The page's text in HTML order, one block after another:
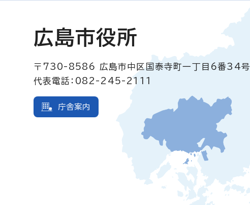
広島市役所
〒730-8586
広島市中区国泰寺町一丁目6番34号
代表電話：082-245-2111
庁舎案内